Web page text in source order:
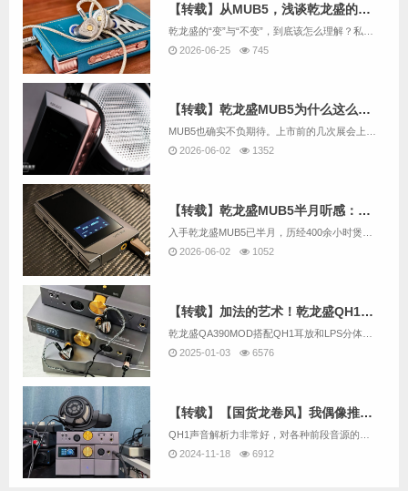
【转载】从MUB5，浅谈乾龙盛的“变”与“不变”
2026-06-25
745
【转载】乾龙盛MUB5为什么这么好听？
2026-06-02
1352
【转载】乾龙盛MUB5半月听感：便携体积里的台机级R2R之声
2026-06-02
1052
【转载】加法的艺术！乾龙盛QH1耳放 LPS分体电源主观体验报告
2025-01-03
6576
【转载】【国货龙卷风】我偶像推出了新作品——乾龙盛QH1耳放前级
2024-11-18
6912